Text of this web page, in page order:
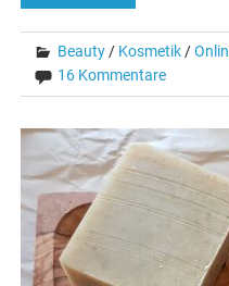
Beauty / Kosmetik /
16 Kommentare